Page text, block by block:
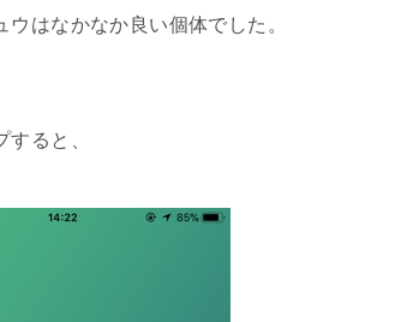
ウはなかなか良い個体でした。
すると、